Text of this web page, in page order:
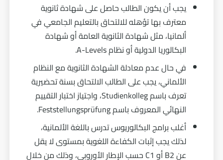
يجب أن يكون الطالب حاصل على شهادة ثانوية
معترف بها تؤهله للالتحاق بالتعليم الجامعي في
ألمانيا، مثل شهادة الثانوية العامة أو شهادة
البكالوريا الدولية أو نظام A-Levels.
في حال عدم معادلة الشهادة الثانوية مع النظام
الألماني، يجب على الطالب الالتحاق بسنة تحضيرية
تعرف باسم Studienkolleg، واجتياز اختبار التقييم
النهائي المعروف باسم Feststellungsprüfung.
أغلب برامج البكالوريوس تدرس باللغة الألمانية،
لذلك يجب إثبات الكفاءة اللغوية بمستوى لا يقل
عن B2 أو C1 حسب الإطار الأوروبي، وذلك من خلال